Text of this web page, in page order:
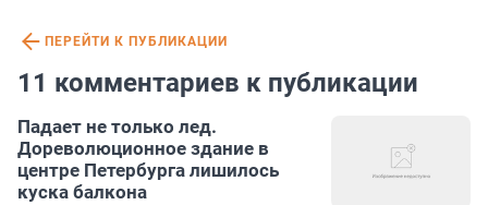
ПЕРЕЙТИ К ПУБЛИКАЦИИ
11 комментариев к публикации
Падает не только лед.
Дореволюционное здание в
центре Петербурга лишилось
куска балкона